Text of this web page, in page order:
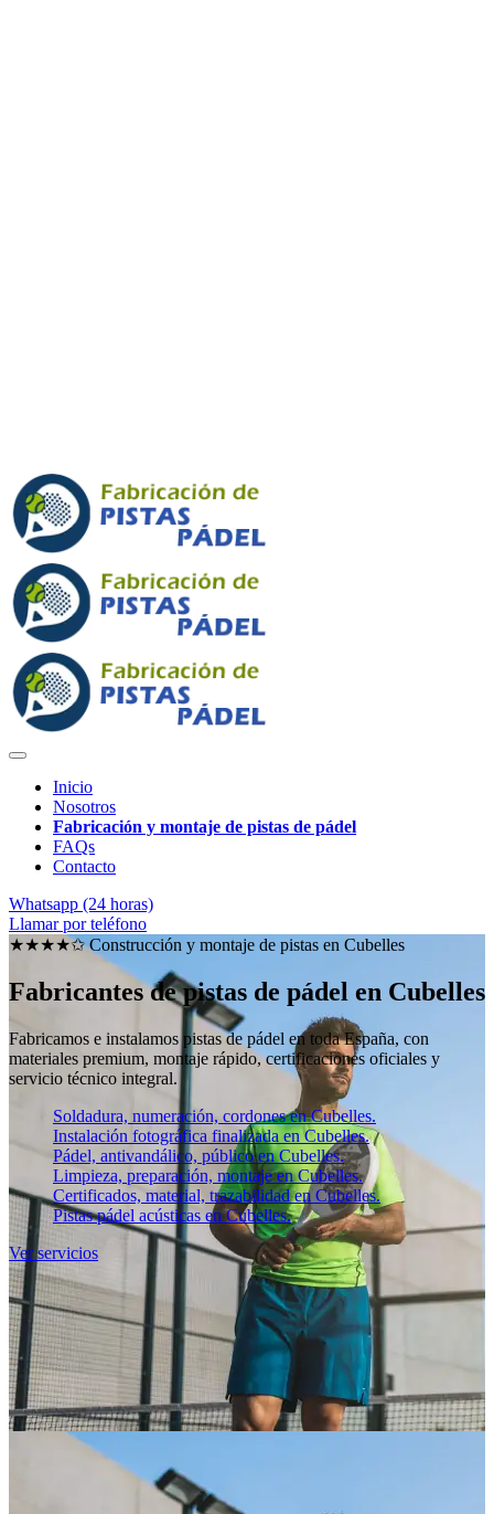
Inicio
Nosotros
Fabricación y montaje de pistas de pádel
FAQs
Contacto
Whatsapp (24 horas)
Llamar por teléfono
★★★★✩ Construcción y montaje de pistas en Cubelles
Fabricantes de pistas de pádel en Cubelles
Fabricamos e instalamos pistas de pádel en toda España, con
materiales premium, montaje rápido, certificaciones oficiales y
servicio técnico integral.
Soldadura, numeración, cordones en Cubelles.
Instalación fotográfica finalizada en Cubelles.
Pádel, antivandálico, público en Cubelles.
Limpieza, preparación, montaje en Cubelles.
Certificados, material, trazabilidad en Cubelles.
Pistas pádel acústicas en Cubelles.
Ver servicios